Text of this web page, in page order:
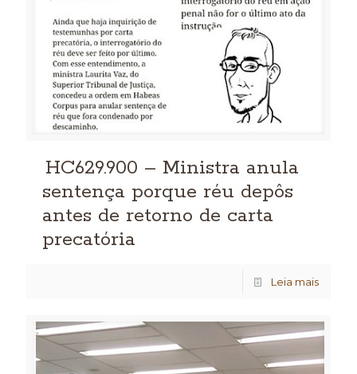
HC629.900 – Ministra anula
sentença porque réu depôs
antes de retorno de carta
precatória
Leia mais